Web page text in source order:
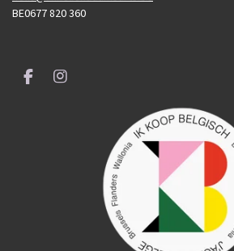
BE0677 820 360
F
I